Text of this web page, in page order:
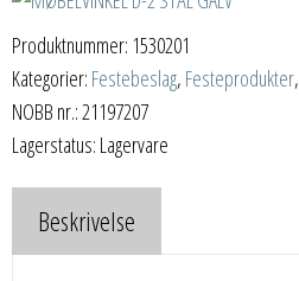
Produktnummer: 1530201
Kategorier: Festebeslag, Festeprodukter,
NOBB nr.: 21197207
Lagerstatus: Lagervare
Beskrivelse